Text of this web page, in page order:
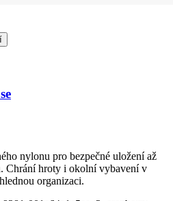
nylonu pro bezpečné uložení až
Chrání hroty i okolní vybavení v
organizaci.